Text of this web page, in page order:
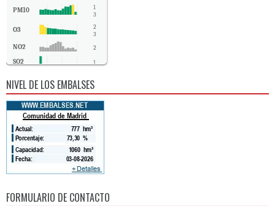
PM10
1
3
O3
2
3
NO2 2
SO2 1
NIVEL DE LOS EMBALSES
FORMULARIO DE CONTACTO